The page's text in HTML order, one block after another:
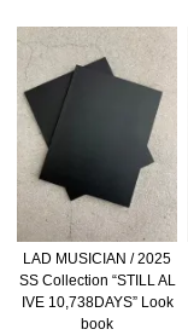
LAD MUSICIAN / 2025
SS Collection “STILL AL
IVE 10,738DAYS” Look
book